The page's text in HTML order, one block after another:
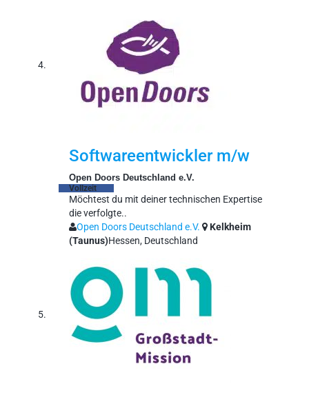
Softwareentwickler m/w
Open Doors Deutschland e.V.
Vollzeit
Möchtest du mit deiner technischen Expertise
die verfolgte..
Open Doors Deutschland e.V.
Kelkheim
(Taunus)Hessen, Deutschland